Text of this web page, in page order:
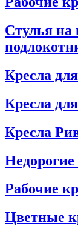
Стулья на
Кресла
Кресла
Кресла
Рабочие
Цветные